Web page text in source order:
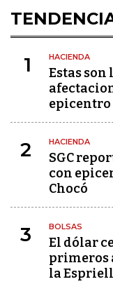
1 HACIENDA
Estas son
epicentro
2 HACIENDA
SGC
con
Chocó
3 BOLSAS
El dólar
primeros
la